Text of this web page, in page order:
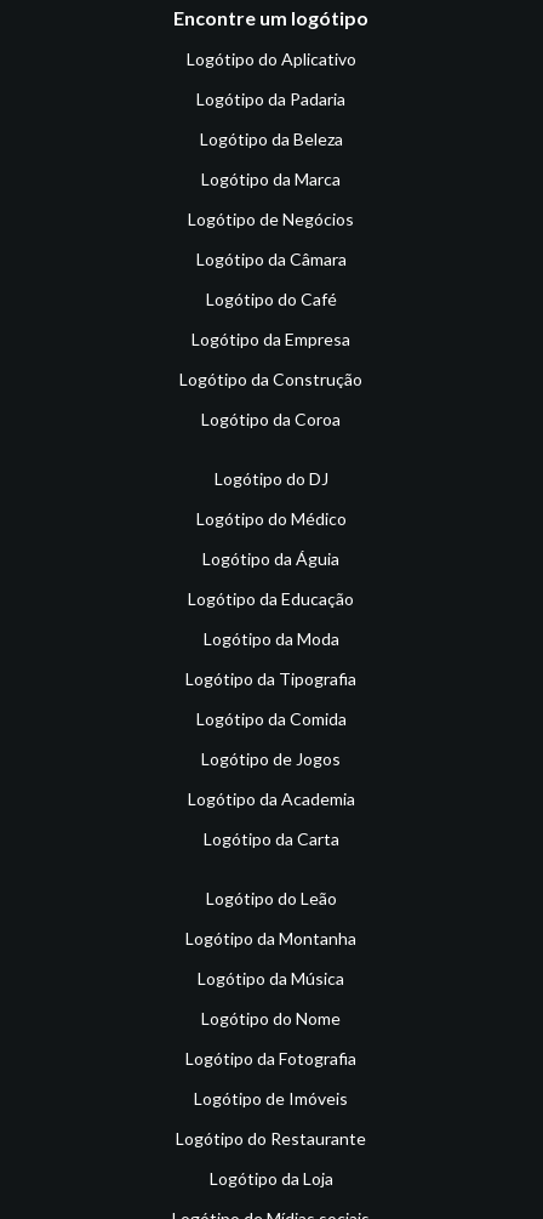
Encontre um logótipo
Logótipo do Aplicativo
Logótipo da Padaria
Logótipo da Beleza
Logótipo da Marca
Logótipo de Negócios
Logótipo da Câmara
Logótipo do Café
Logótipo da Empresa
Logótipo da Construção
Logótipo da Coroa
Logótipo do DJ
Logótipo do Médico
Logótipo da Águia
Logótipo da Educação
Logótipo da Moda
Logótipo da Tipografia
Logótipo da Comida
Logótipo de Jogos
Logótipo da Academia
Logótipo da Carta
Logótipo do Leão
Logótipo da Montanha
Logótipo da Música
Logótipo do Nome
Logótipo da Fotografia
Logótipo de Imóveis
Logótipo do Restaurante
Logótipo da Loja